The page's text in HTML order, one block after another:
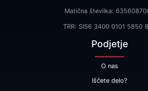
Matična številka:
TRR: SI56 3400 0101 5850
Podjetje
O nas
Iščete delo?